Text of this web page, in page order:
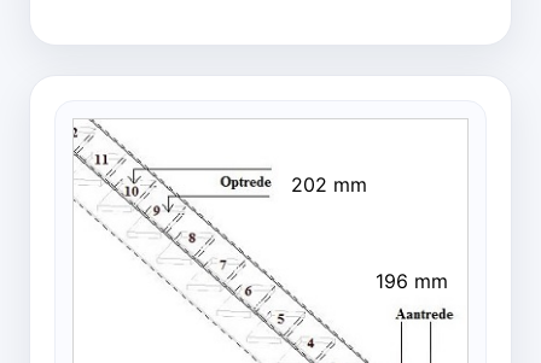
202 mm
196 mm